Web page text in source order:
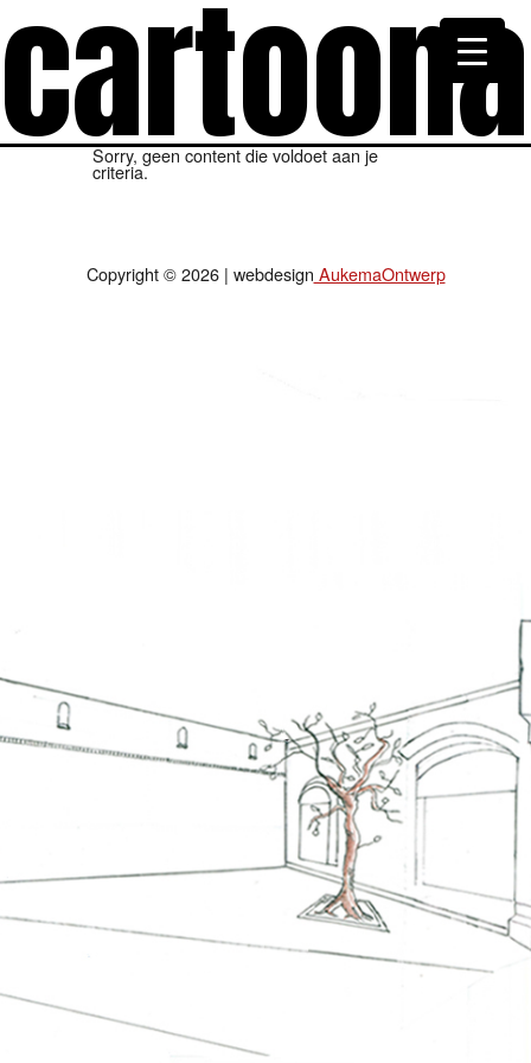
Sorry, geen content die voldoet aan je
criteria.
Copyright © 2026 | webdesign AukemaOntwerp